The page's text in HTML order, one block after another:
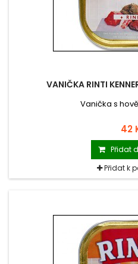
VANIČKA RINTI
Vanička s
42
Přidat
Přidat k